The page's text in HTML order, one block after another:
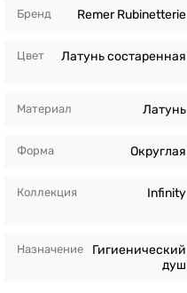
Бренд Remer Rubinetterie
Цвет Латунь состаренная
Материал Латунь
Форма Округлая
Коллекция Infinity
Назначение
Гигиенический
душ